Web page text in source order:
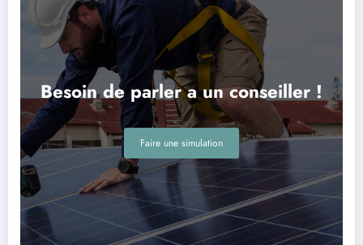
Besoin de parler a un conseiller !
Faire une simulation